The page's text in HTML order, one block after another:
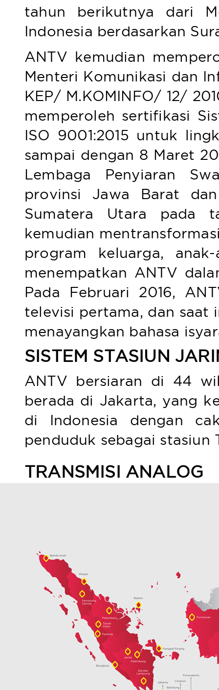
tahun berikutnya dari
Indonesia berdasarkan
ANTV kemudian
Menteri Komunikasi dan
KEP/ M.KOMINFO/ 12/
memperoleh sertifikasi
ISO 9001:2015 untuk
sampai dengan 8 Maret
Lembaga Penyiaran
provinsi Jawa Barat
Sumatera Utara pada
kemudian
program keluarga,
menempatkan ANTV
Pada Februari 2016,
televisi pertama, dan saat
menayangkan bahasa
SISTEM STASIUN
ANTV bersiaran di 44
berada di Jakarta, yang
di Indonesia dengan
penduduk sebagai
TRANSMISI ANALOG